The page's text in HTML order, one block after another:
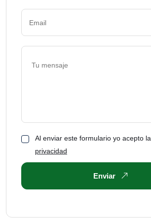
Al enviar este formulario yo acepto la
privacidad
Enviar